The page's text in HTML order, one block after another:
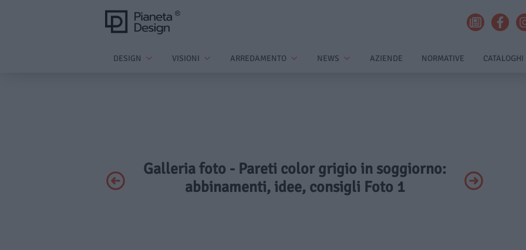
DESIGN VISIONI ARREDAMENTO NEWS AZIENDE NORMATIVE CATALOGHI
Galleria foto - Pareti color grigio in soggiorno:
abbinamenti, idee, consigli Foto 1